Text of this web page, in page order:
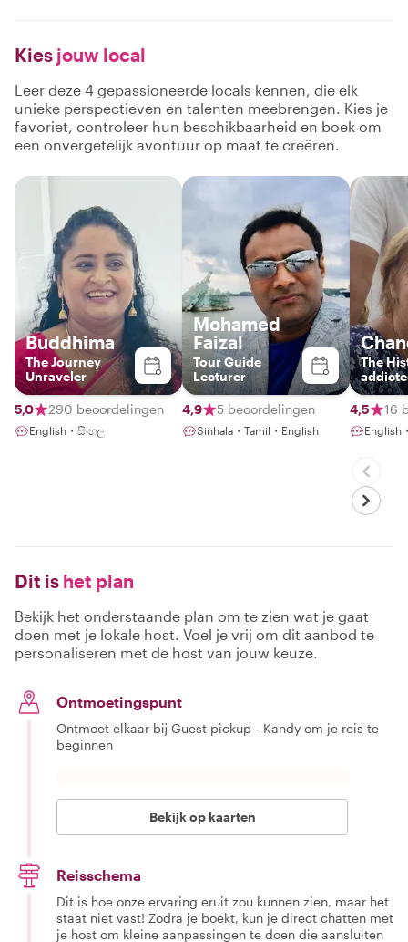
Kies jouw local
Leer deze 4 gepassioneerde locals kennen, die elk
unieke perspectieven en talenten meebrengen. Kies je
favoriet, controleer hun beschikbaarheid en boek om
een onvergetelijk avontuur op maat te creëren.
Buddhima
The Journey
Unraveler
5,0 290 beoordelingen
English・සිංහල
Mohamed
Faizal
Tour Guide
Lecturer
4,9 5 beoordelingen
Sinhala・Tamil・English
The
gems
4,5 16
English
Dit is het plan
Bekijk het onderstaande plan om te zien wat je gaat
doen met je lokale host. Voel je vrij om dit aanbod te
personaliseren met de host van jouw keuze.
Ontmoetingspunt
Ontmoet elkaar bij Guest pickup - Kandy om je reis te
beginnen
Bekijk op kaarten
Reisschema
Dit is hoe onze ervaring eruit zou kunnen zien, maar het
staat niet vast! Zodra je boekt, kun je direct chatten met
je host om kleine aanpassingen te doen die aansluiten